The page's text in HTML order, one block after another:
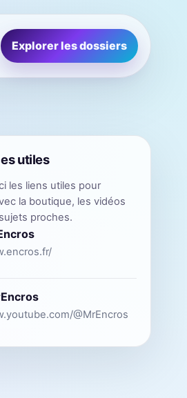
Explorer les dossiers
utiles
les liens utiles pour
la boutique, les vidéos
proches.
@MrEncros